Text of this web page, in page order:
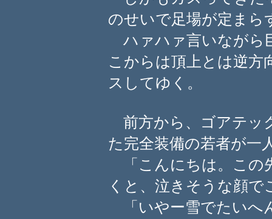
のせいで足場が定まら
ハァハァ言いながら
こからは頂上とは逆方
スしてゆく。
前方から、ゴアテッ
た完全装備の若者が一
「こんにちは。この
くと、泣きそうな顔で
「いやー雪でたいへ